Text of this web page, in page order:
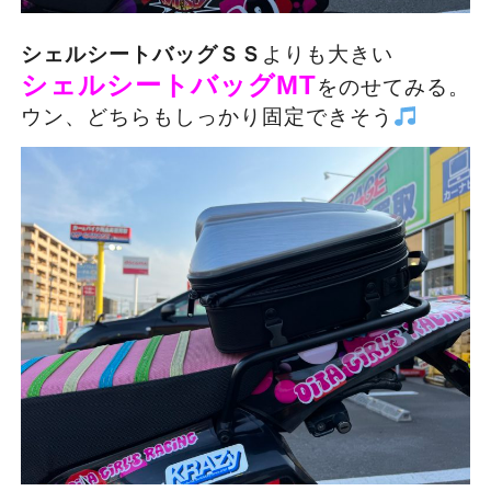
シェルシートバッグＳＳ よりも大きい
シェルシートバッグMTをのせてみる。
ウン、どちらもしっかり固定できそう